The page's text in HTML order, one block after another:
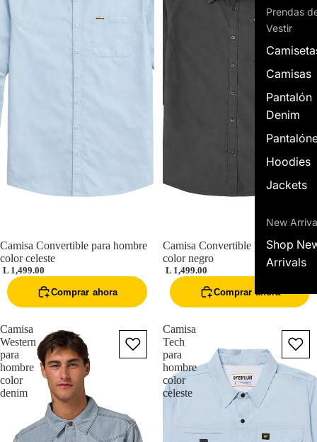
Prendas
Vestir
Camisas
Pantalón
Denim
Hoodies
Jackets
New
Shop
Arrivals
Camisa Convertible para hombre
color celeste
L 1,499.00
Comprar ahora
Camisa Convertible para hombre
color negro
L 1,499.00
Comprar ahora
Camisa
Western
para
hombre
color
denim
Camisa
Tech
para
hombre
color
celeste